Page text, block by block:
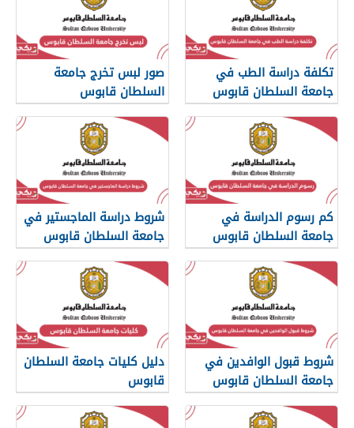
تكلفة دراسة الطب في
جامعة السلطان قابوس
2026
صور لبس تخرج جامعة
السلطان قابوس
كم رسوم الدراسة في
جامعة السلطان قابوس
2026
شروط دراسة الماجستير في
جامعة السلطان قابوس
شروط قبول الوافدين في
جامعة السلطان قابوس
دليل كليات جامعة السلطان
قابوس